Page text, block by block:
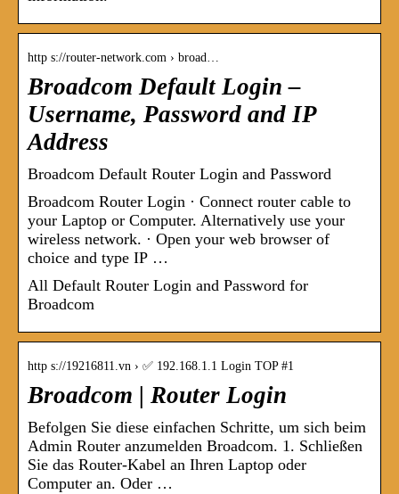
http s://router-network.com › broad…
Broadcom Default Login –
Username, Password and IP
Address
Broadcom Default Router Login and Password
Broadcom Router Login · Connect router cable to
your Laptop or Computer. Alternatively use your
wireless network. · Open your web browser of
choice and type IP …
All Default Router Login and Password for
Broadcom
http s://19216811.vn › ✅ 192.168.1.1 Login TOP #1
Broadcom | Router Login
Befolgen Sie diese einfachen Schritte, um sich beim
Admin Router anzumelden Broadcom. 1. Schließen
Sie das Router-Kabel an Ihren Laptop oder
Computer an. Oder …